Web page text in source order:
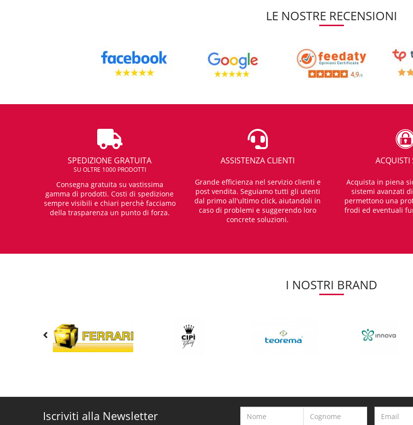
LE NOSTRE RECENSIONI
SPEDIZIONE GRATUITA
SU OLTRE 1000 PRODOTTI
Consegna gratuita su vastissima
gamma di prodotti. Costi di spedizione
sempre visibili e chiari perchè facciamo
della trasparenza un punto di forza.
ASSISTENZA CLIENTI
Grande efficienza nel servizio clienti e
post vendita. Seguiamo tutti gli utenti
dal primo all'ultimo click, aiutandoli in
caso di problemi e suggerendo loro
concrete soluzioni.
ACQUISTI
Acquista in piena
sistemi avanzati
permettono una
frodi ed eventuali
I NOSTRI BRAND
Iscriviti alla Newsletter